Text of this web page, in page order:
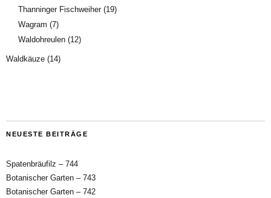
Thanninger Fischweiher(19)
Wagram (7)
Waldohreulen (12)
Waldkäuze (14)
NEUESTE BEITRÄGE
Spatenbräufilz – 744
Botanischer Garten – 743
Botanischer Garten – 742